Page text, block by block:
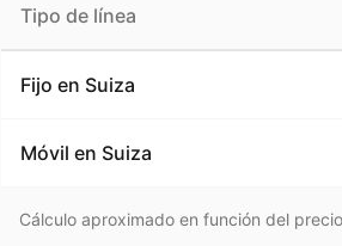
Tipo de línea
Fijo en Suiza
Móvil en Suiza
Cálculo aproximado en función del